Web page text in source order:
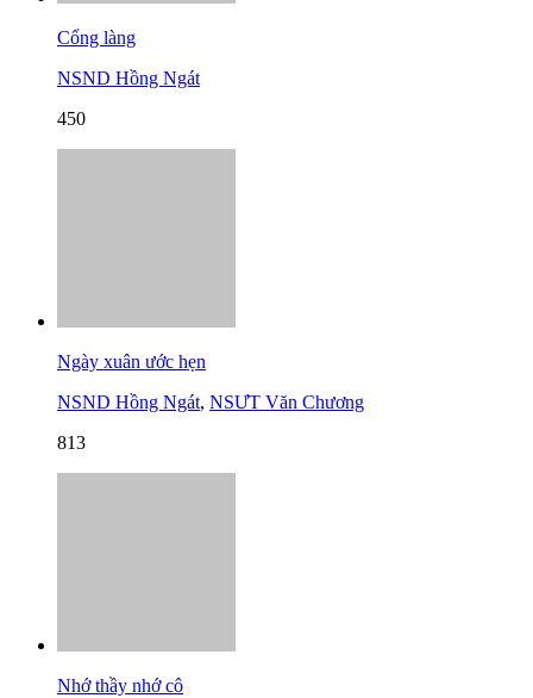
Cổng làng
NSND Hồng Ngát
450
Ngày xuân ước hẹn
NSND Hồng Ngát, NSƯT Văn Chương
813
Nhớ thầy nhớ cô